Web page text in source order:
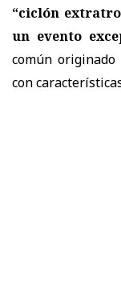
“ciclón
un evento
común
con